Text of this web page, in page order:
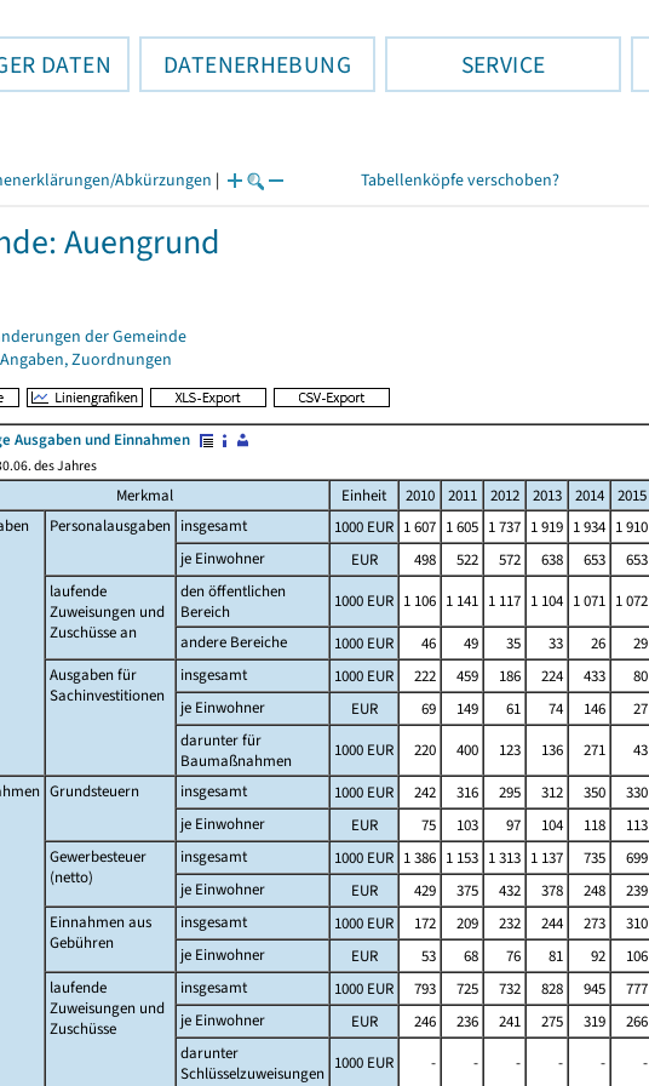
DATEN DATENERHEBUNG SERVICE
Abkürzungen | Tabellenköpfe verschoben?
Auengrund
der Gemeinde
Zuordnungen
Ausgaben und Einnahmen
des Jahres
Merkmal Einheit 2010 2011 2012 2013 2014 2015
Personalausgaben insgesamt 1000 EUR 1 607 1 605 1 737 1 919 1 934 1 910
je Einwohner
EUR 498 522 572 638 653 653
laufende
Zuweisungen und
Zuschüsse an
den öffentlichen
Bereich
1000 EUR 1 106 1 141 1 117 1 104 1 071 1 072
andere Bereiche
1000 EUR 46 49 35 33 26 29
Ausgaben für
Sachinvestitionen
insgesamt 1000 EUR 222 459 186 224 433 80
je Einwohner
EUR 69 149 61 74 146 27
darunter für
Baumaßnahmen
1000 EUR 220 400 123 136 271 43
Grundsteuern insgesamt 1000 EUR 242 316 295 312 350 330
je Einwohner
EUR 75 103 97 104 118 113
Gewerbesteuer
(netto)
insgesamt 1000 EUR 1 386 1 153 1 313 1 137 735 699
je Einwohner
EUR 429 375 432 378 248 239
Einnahmen aus
Gebühren
insgesamt 1000 EUR 172 209 232 244 273 310
je Einwohner
EUR 53 68 76 81 92 106
laufende
Zuweisungen und
Zuschüsse
insgesamt 1000 EUR 793 725 732 828 945 777
je Einwohner
EUR 246 236 241 275 319 266
darunter
Schlüsselzuweisungen
1000 EUR - - - - - -